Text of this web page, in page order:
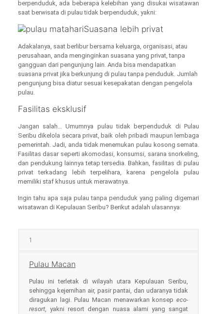
berpenduduk, ada beberapa kelebihan yang disukai wisatawan
saat berwisata di pulau tidak berpenduduk, yakni:
Suasana lebih privat
Adakalanya, saat berlibur bersama keluarga, organisasi, atau
perusahaan, anda menginginkan suasana yang privat, tanpa
gangguan dari pengunjung lain. Anda bisa mendapatkan
suasana privat jika berkunjung di pulau tanpa penduduk. Jumlah
pengunjung bisa diatur sesuai kesepakatan dengan pengelola
pulau.
Fasilitas eksklusif
Jangan salah… Umumnya pulau tidak berpenduduk di Pulau
Seribu dikelola secara privat, baik oleh pribadi maupun lembaga
pemerintah. Jadi, anda tidak menemukan pulau kosong semata.
Fasilitas dasar seperti akomodasi, konsumsi, sarana snorkeling,
dan pendukung lainnya tetap tersedia. Bahkan, fasilitas di pulau
privat terkadang lebih terpelihara, karena pengelola pulau
memiliki staf khusus untuk merawatnya.
Ingin tahu apa saja pulau tanpa penduduk yang paling digemari
wisatawan di Kepulauan Seribu? Berikut adalah ulasannya:
1
Pulau Macan
Pulau ini terletak di wilayah utara Kepulauan Seribu,
sehingga kejernihan air, pasir pantai, dan udaranya tidak
diragukan lagi. Pulau Macan menawarkan konsepeco-
resort, yakni resort dengan nuasa alami yang sangat